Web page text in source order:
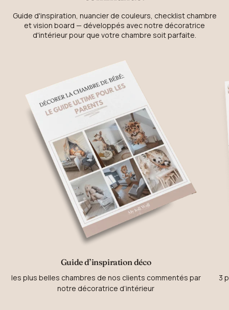
Guide d'inspiration, nuancier de couleurs, checklist chambre
et vision board — développés avec notre décoratrice
d'intérieur pour que votre chambre soit parfaite.
Guide d’inspiration déco
les plus belles chambres de nos clients commentés par
notre décoratrice d’intérieur
3